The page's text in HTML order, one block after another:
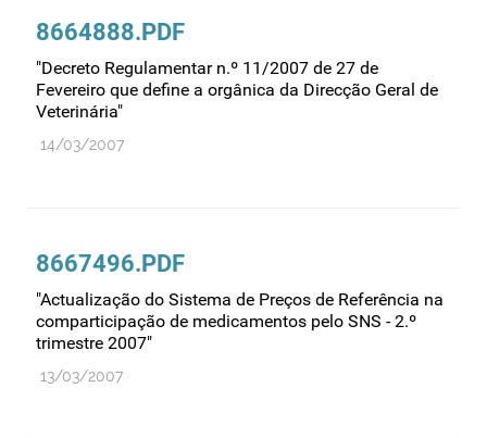
8664888.PDF
"Decreto Regulamentar n.º 11/2007 de 27 de
Fevereiro que define a orgânica da Direcção Geral de
Veterinária"
14/03/2007
8667496.PDF
"Actualização do Sistema de Preços de Referência na
comparticipação de medicamentos pelo SNS - 2.º
trimestre 2007"
13/03/2007